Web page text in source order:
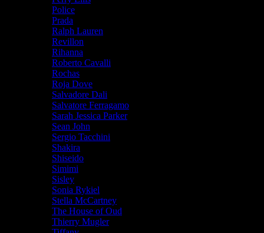
Police
Prada
Ralph Lauren
Revillon
Rihanna
Roberto Cavalli
Rochas
Roja Dove
Salvadore Dali
Salvatore Ferragamo
Sarah Jessica Parker
Sean John
Sergio Tacchini
Shakira
Shiseido
Simimi
Sisley
Sonia Rykiel
Stella McCartney
The House of Oud
Thierry Mugler